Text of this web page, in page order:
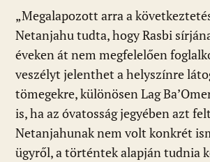
„Megalapozott arra a
Netanjahu tudta, hogy Rasbi
éveken át nem megfelelően
veszélyt jelenthet a helyszínre
tömegekre, különösen Lag
is, ha az óvatosság jegyében azt
Netanjahunak nem volt konkrét
ügyről, a történtek alapján tudnia